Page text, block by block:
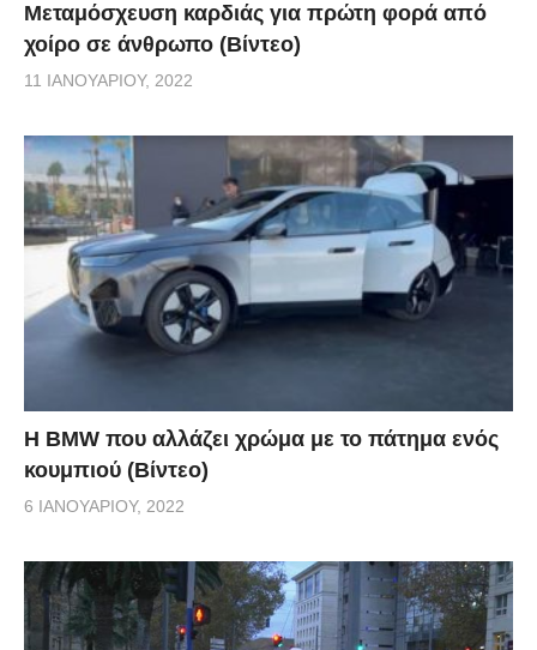
Μεταμόσχευση καρδιάς για πρώτη φορά από
χοίρο σε άνθρωπο (Βίντεο)
11 ΙΑΝΟΥΑΡΊΟΥ, 2022
Η BMW που αλλάζει χρώμα με το πάτημα ενός
κουμπιού (Βίντεο)
6 ΙΑΝΟΥΑΡΊΟΥ, 2022